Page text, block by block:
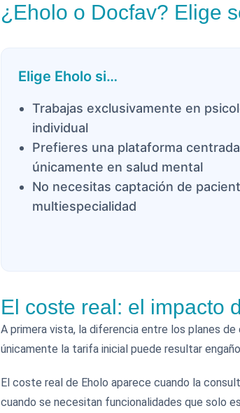
¿Eholo o Docfav? Elige
Elige Eholo si…
Trabajas exclusivamente en
individual
Prefieres una plataforma centrada
únicamente en salud mental
No necesitas captación de
multiespecialidad
El coste real: el impacto
A primera vista, la diferencia entre los planes
únicamente la tarifa inicial puede resultar
El coste real de Eholo aparece cuando la
cuando se necesitan funcionalidades que solo